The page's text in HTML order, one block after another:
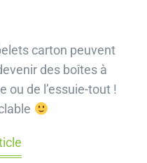
carton peuvent
des boîtes à
ou de l’essuie-tout !